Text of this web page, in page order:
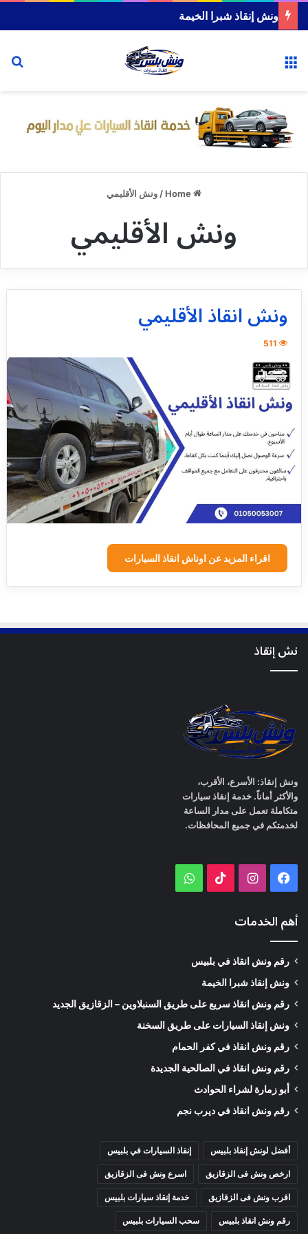
ونش إنقاذ شبرا الخيمة
/ ونش الأقليمي
ونش الأقليمي
ونش انقاذ الأقليمي
511
اقراء المزيد عن اوناش انقاذ السيارات
نش إنقاذ
ونش إنقاذ: الأسرع، الأقرب،
والأكثر أماناً. خدمة إنقاذ سيارات
متكاملة تعمل على مدار الساعة
لخدمتكم في جميع المحافظات.
Facebook
Instagram
TikTok
WhatsApp
أهم الخدمات
رقم ونش انقاذ في بلبيس
ونش إنقاذ شبرا الخيمة
رقم ونش انقاذ سريع على طريق السنبلاوين – الزقازيق الجديد
ونش إنقاذ السيارات على طريق السخنة
رقم ونش انقاذ في كفر الحمام
رقم ونش انقاذ في الصالحية الجديدة
أبو زمارة لشراء الحوادث
رقم ونش انقاذ في ديرب نجم
أفضل لونش إنقاذ بلبيس إنقاذ السيارات في بلبيس
ارخص ونش فى الزقازيق اسرع ونش فى الزقازيق
اقرب ونش فى الزقازيق خدمة إنقاذ سيارات بلبيس
رقم ونش انقاذ بلبيس سحب السيارات بلبيس